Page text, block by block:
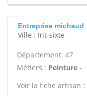
Entreprise michaud
Ville : Int-sixte
Département: 47
Métiers : Peinture -
Voir la fiche artisan :